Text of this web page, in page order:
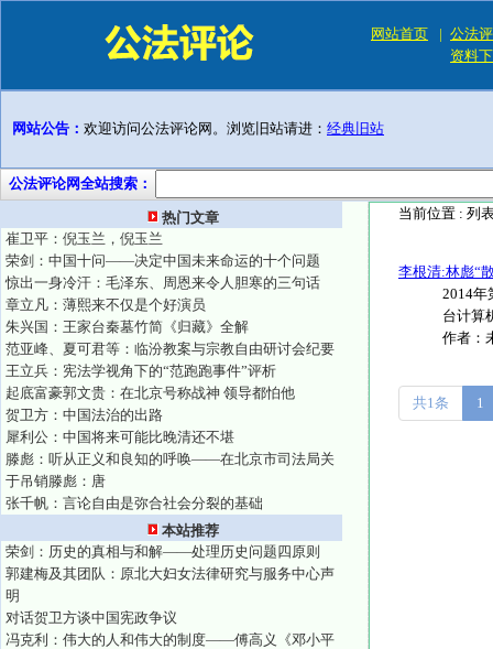
网站首页 | 公法
资料
网站公告： 欢迎访问公法评论网。浏览旧站请进： 经典旧站
公法评论网全站搜索：
热门文章
崔卫平：倪玉兰，倪玉兰
荣剑：中国十问——决定中国未来命运的十个问题
惊出一身冷汗：毛泽东、周恩来令人胆寒的三句话
章立凡：薄熙来不仅是个好演员
朱兴国：王家台秦墓竹简《归藏》全解
范亚峰、夏可君等：临汾教案与宗教自由研讨会纪要
王立兵：宪法学视角下的“范跑跑事件”评析
起底富豪郭文贵：在北京号称战神 领导都怕他
贺卫方：中国法治的出路
犀利公：中国将来可能比晚清还不堪
滕彪：听从正义和良知的呼唤——在北京市司法局关
于吊销滕彪：唐
张千帆：言论自由是弥合社会分裂的基础
本站推荐
荣剑：历史的真相与和解——处理历史问题四原则
郭建梅及其团队：原北大妇女法律研究与服务中心声
明
对话贺卫方谈中国宪政争议
冯克利：伟大的人和伟大的制度——傅高义《邓小平
当前位置 : 列
李根清:林彪“
2014年
台计算
作者：
共1条 1